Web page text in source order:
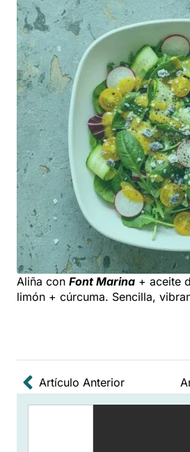
Aliña con Font Marina + aceite
limón + cúrcuma. Sencilla,
Artículo Anterior